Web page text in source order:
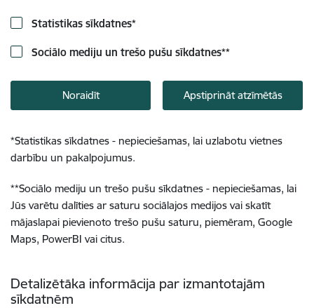
Statistikas sīkdatnes*
Sociālo mediju un trešo pušu sīkdatnes**
Noraidīt Apstiprināt atzīmētās
*Statistikas sīkdatnes - nepieciešamas, lai uzlabotu vietnes
darbību un pakalpojumus.
**Sociālo mediju un trešo pušu sīkdatnes - nepieciešamas, lai
Jūs varētu dalīties ar saturu sociālajos medijos vai skatīt
mājaslapai pievienoto trešo pušu saturu, piemēram, Google
Maps, PowerBI vai citus.
Detalizētāka informācija par izmantotajām
sīkdatnēm